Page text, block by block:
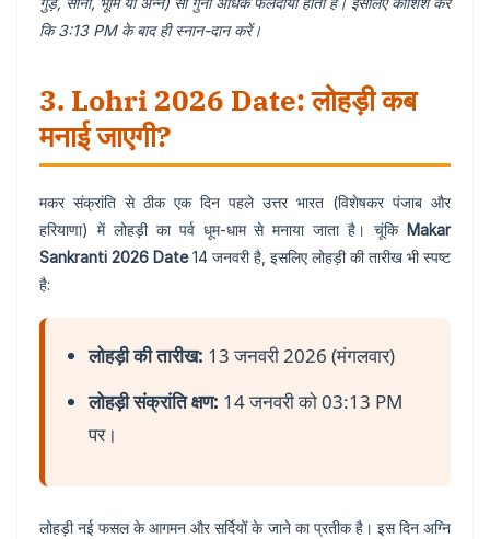
कि 3:13 PM के बाद ही स्नान-दान करें।
3. Lohri 2026 Date: लोहड़ी कब
मनाई जाएगी?
मकर संक्रांति से ठीक एक दिन पहले उत्तर भारत (विशेषकर पंजाब और
हरियाणा) में लोहड़ी का पर्व धूम-धाम से मनाया जाता है। चूंकि Makar
Sankranti 2026 Date14 जनवरी है, इसलिए लोहड़ी की तारीख भी स्पष्ट
है:
लोहड़ी की तारीख: 13 जनवरी 2026 (मंगलवार)
लोहड़ी संक्रांति क्षण: 14 जनवरी को 03:13 PM
पर।
लोहड़ी नई फसल के आगमन और सर्दियों के जाने का प्रतीक है। इस दिन अग्नि